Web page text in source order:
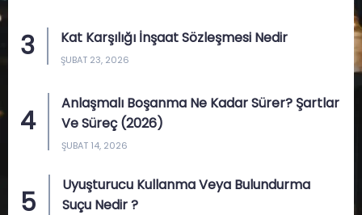
Kat Karşılığı İnşaat Sözleşmesi Nedir
ŞUBAT 23, 2026
Anlaşmalı Boşanma Ne Kadar Sürer? Şartlar
Ve Süreç (2026)
ŞUBAT 14, 2026
Uyuşturucu Kullanma Veya Bulundurma
Suçu Nedir ?